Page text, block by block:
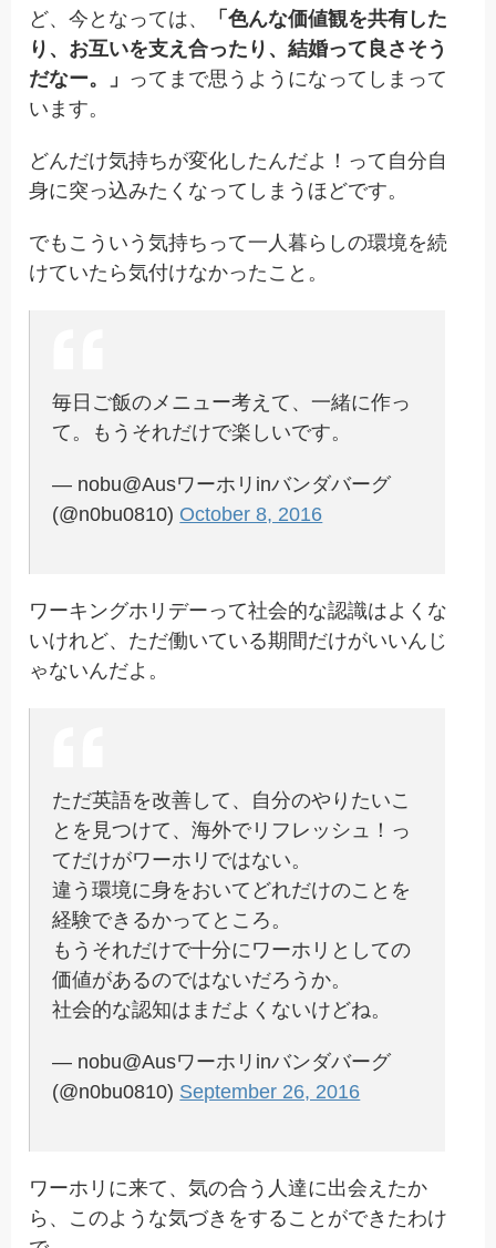
ど、今となっては、
「色んな価値観を共有した
り、お互いを支え合ったり、結婚って良さそう
だなー。」 ってまで思うようになってしまって
います。
どんだけ気持ちが変化したんだよ！って自分自
身に突っ込みたくなってしまうほどです。
でもこういう気持ちって一人暮らしの環境を続
けていたら気付けなかったこと。
毎日ご飯のメニュー考えて、一緒に作っ
て。もうそれだけで楽しいです。
— nobu@Ausワーホリinバンダバーグ
(@n0bu0810) October 8, 2016
ワーキングホリデーって社会的な認識はよくな
いけれど、ただ働いている期間だけがいいんじ
ゃないんだよ。
ただ英語を改善して、自分のやりたいこ
とを見つけて、海外でリフレッシュ！っ
てだけがワーホリではない。
違う環境に身をおいてどれだけのことを
経験できるかってところ。
もうそれだけで十分にワーホリとしての
価値があるのではないだろうか。
社会的な認知はまだよくないけどね。
— nobu@Ausワーホリinバンダバーグ
(@n0bu0810) September 26, 2016
ワーホリに来て、気の合う人達に出会えたか
ら、このような気づきをすることができたわけ